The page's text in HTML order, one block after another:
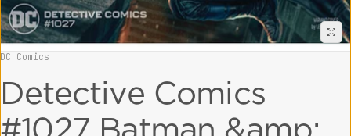
Vendor:
DC Comics
Detective Comics
#1027 Batman &amp;